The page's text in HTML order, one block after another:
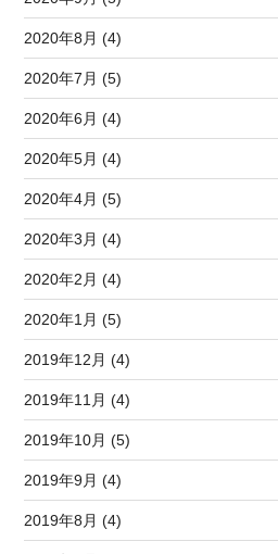
2020年8月 (4)
2020年7月 (5)
2020年6月 (4)
2020年5月 (4)
2020年4月 (5)
2020年3月 (4)
2020年2月 (4)
2020年1月 (5)
2019年12月 (4)
2019年11月 (4)
2019年10月 (5)
2019年9月 (4)
2019年8月 (4)